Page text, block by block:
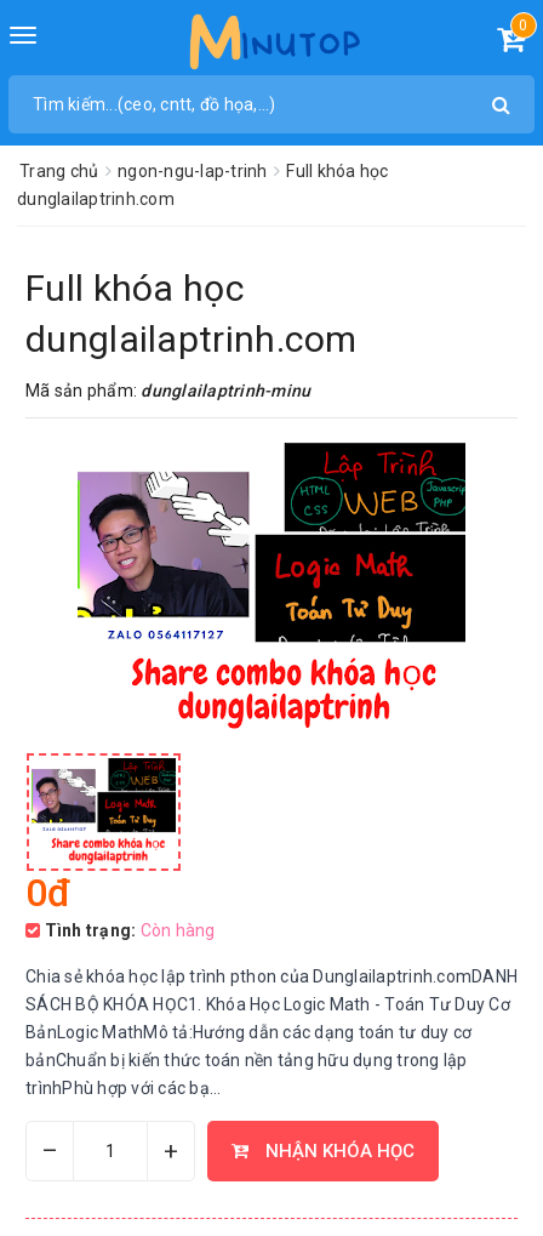
Toggle
0
Trang chủ ngon-ngu-lap-trinh
Full khóa học
dunglailaptrinh.com
Full khóa học
dunglailaptrinh.com
Mã sản phẩm: dunglailaptrinh-minu
0đ
Tình trạng: Còn hàng
Chia sẻ khóa học lập trình pthon của Dunglailaptrinh.comDANH
SÁCH BỘ KHÓA HỌC 1. Khóa Học Logic Math - Toán Tư Duy Cơ
BảnLogic MathMô tả:Hướng dẫn các dạng toán tư duy cơ
bảnChuẩn bị kiến thức toán nền tảng hữu dụng trong lập
trìnhPhù hợp với các bạ...
– + NHẬN KHÓA HỌC